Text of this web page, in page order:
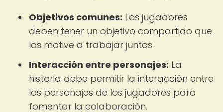
Objetivos comunes: Los jugadores
deben tener un objetivo compartido que
los motive a trabajar juntos.
Interacción entre personajes: La
historia debe permitir la interacción entre
los personajes de los jugadores para
fomentar la colaboración.